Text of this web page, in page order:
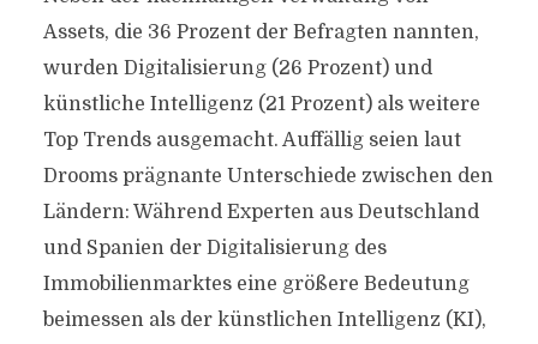
Assets, die 36 Prozent der Befragten nannten,
wurden Digitalisierung (26 Prozent) und
künstliche Intelligenz (21 Prozent) als weitere
Top Trends ausgemacht. Auffällig seien laut
Drooms prägnante Unterschiede zwischen den
Ländern: Während Experten aus Deutschland
und Spanien der Digitalisierung des
Immobilienmarktes eine größere Bedeutung
beimessen als der künstlichen Intelligenz (KI),